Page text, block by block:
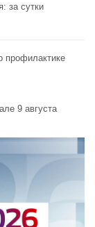
за сутки
профилактике
9 августа